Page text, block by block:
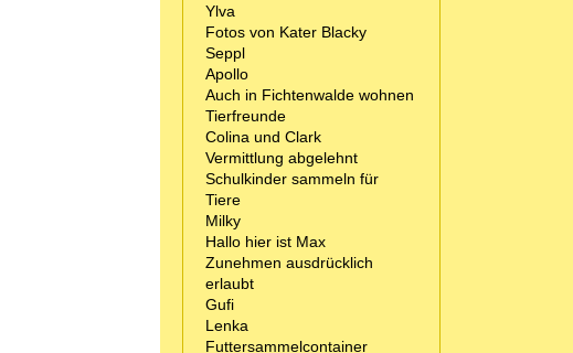
Ylva
Fotos von Kater Blacky
Seppl
Apollo
Auch in Fichtenwalde wohnen
Tierfreunde
Colina und Clark
Vermittlung abgelehnt
Schulkinder sammeln für
Tiere
Milky
Hallo hier ist Max
Zunehmen ausdrücklich
erlaubt
Gufi
Lenka
Futtersammelcontainer